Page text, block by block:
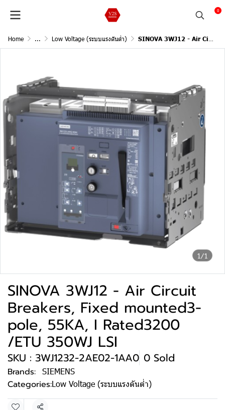
0
Home ... Low Voltage (ระบบแรงดันต่ำ) SINOVA 3WJ12 - Air Circuit Breakers, Fixed mounted3-pole, 55KA, I Rated3200 /ETU 350WJ LSI
1/1
SINOVA 3WJ12 - Air Circuit
Breakers, Fixed mounted3-
pole, 55KA, I Rated3200
/ETU 350WJ LSI
SKU : 3WJ1232-2AE02-1AA0 0 Sold
Brands: SIEMENS
Categories:Low Voltage (ระบบแรงดันต่ำ)